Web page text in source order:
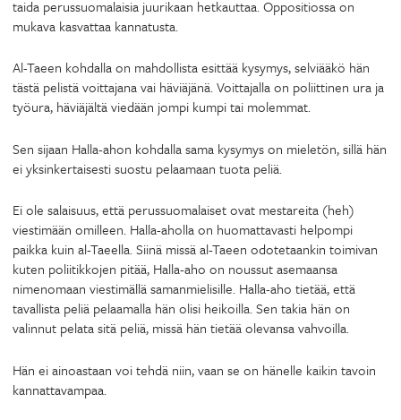
taida perussuomalaisia juurikaan hetkauttaa. Oppositiossa on
mukava kasvattaa kannatusta.
Al-Taeen kohdalla on mahdollista esittää kysymys, selviääkö hän
tästä pelistä voittajana vai häviäjänä. Voittajalla on poliittinen ura ja
työura, häviäjältä viedään jompi kumpi tai molemmat.
Sen sijaan Halla-ahon kohdalla sama kysymys on mieletön, sillä hän
ei yksinkertaisesti suostu pelaamaan tuota peliä.
Ei ole salaisuus, että perussuomalaiset ovat mestareita (heh)
viestimään omilleen. Halla-aholla on huomattavasti helpompi
paikka kuin al-Taeella. Siinä missä al-Taeen odotetaankin toimivan
kuten poliitikkojen pitää, Halla-aho on noussut asemaansa
nimenomaan viestimällä samanmielisille. Halla-aho tietää, että
tavallista peliä pelaamalla hän olisi heikoilla. Sen takia hän on
valinnut pelata sitä peliä, missä hän tietää olevansa vahvoilla.
Hän ei ainoastaan voi tehdä niin, vaan se on hänelle kaikin tavoin
kannattavampaa.